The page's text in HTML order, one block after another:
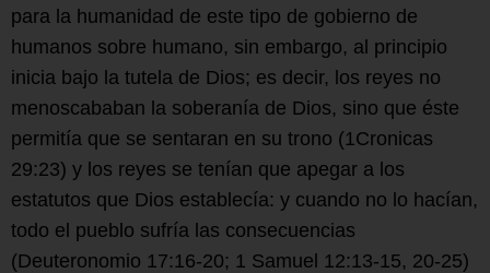
para la humanidad de este tipo de gobierno de
humanos sobre humano, sin embargo, al principio
inicia bajo la tutela de Dios; es decir, los reyes no
menoscababan la soberanía de Dios, sino que éste
permitía que se sentaran en su trono (1Cronicas
29:23) y los reyes se tenían que apegar a los
estatutos que Dios establecía: y cuando no lo hacían,
todo el pueblo sufría las consecuencias
(Deuteronomio 17:16-20; 1 Samuel 12:13-15, 20-25)